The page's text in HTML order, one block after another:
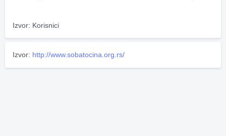
Izvor: Korisnici
Izvor: http://www.sobatocina.org.rs/